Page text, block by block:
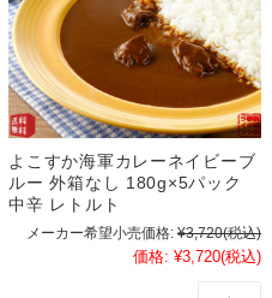
よこすか海軍カレーネイビーブ
ルー 外箱なし 180g×5パック
中辛 レトルト
メーカー希望小売価格: ¥3,720(税込)
価格: ¥3,720(税込)